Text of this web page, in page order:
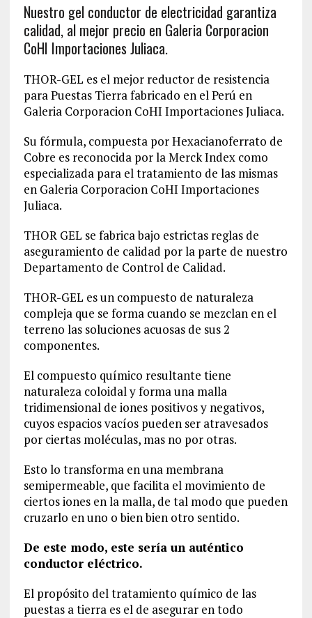
Nuestro gel conductor de electricidad garantiza
calidad, al mejor precio en Galeria Corporacion
CoHI Importaciones Juliaca.
THOR-GEL es el mejor reductor de resistencia
para Puestas Tierra fabricado en el Perú en
Galeria Corporacion CoHI Importaciones Juliaca.
Su fórmula, compuesta por Hexacianoferrato de
Cobre es reconocida por la Merck Index como
especializada para el tratamiento de las mismas
en Galeria Corporacion CoHI Importaciones
Juliaca.
THOR GEL se fabrica bajo estrictas reglas de
aseguramiento de calidad por la parte de nuestro
Departamento de Control de Calidad.
THOR-GEL es un compuesto de naturaleza
compleja que se forma cuando se mezclan en el
terreno las soluciones acuosas de sus 2
componentes.
El compuesto químico resultante tiene
naturaleza coloidal y forma una malla
tridimensional de iones positivos y negativos,
cuyos espacios vacíos pueden ser atravesados
por ciertas moléculas, mas no por otras.
Esto lo transforma en una membrana
semipermeable, que facilita el movimiento de
ciertos iones en la malla, de tal modo que pueden
cruzarlo en uno o bien bien otro sentido.
De este modo, este sería un auténtico
conductor eléctrico.
El propósito del tratamiento químico de las
puestas a tierra es el de asegurar en todo